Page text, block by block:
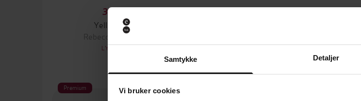
Samtykke Detaljer
Vi bruker cookies
379,-
Yellowface
Rebecca F. Kuang
LYDBOK LYDBOK
Premium